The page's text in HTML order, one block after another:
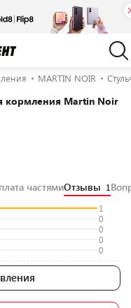
MARTIN NOIR
кормления Martin Noir
частямиОтзывы 1
1
0
0
0
0